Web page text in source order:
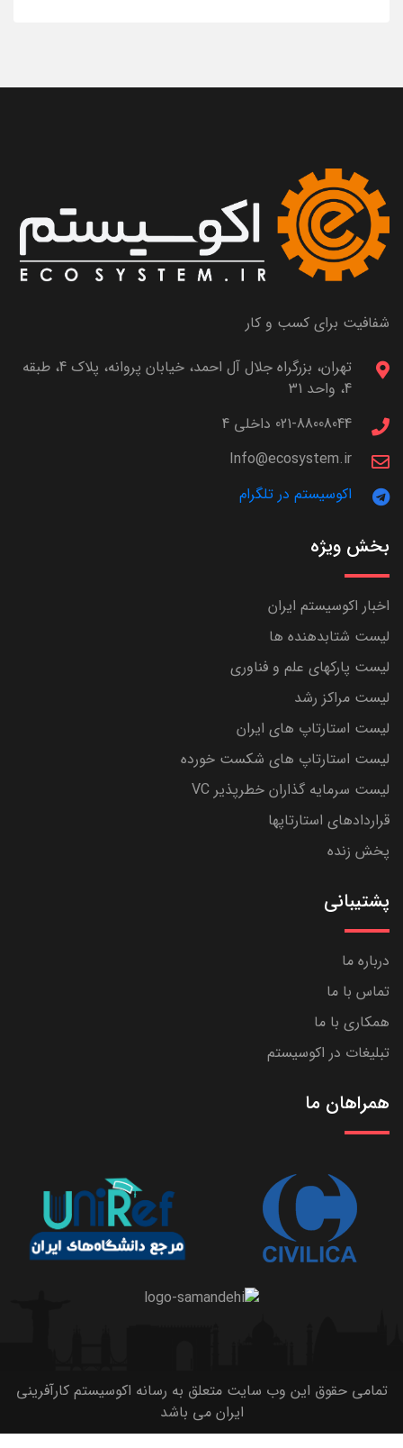
شفافیت برای کسب و کار
تهران، بزرگراه جلال آل احمد، خیابان پروانه، پلاک 4، طبقه
4، واحد 31
021-88008044 داخلی 4
Info@ecosystem.ir
اکوسیستم در تلگرام
بخش ویژه
اخبار اکوسیستم ایران
لیست شتابدهنده ها
لیست پارکهای علم و فناوری
لیست مراکز رشد
لیست استارتاپ های ایران
لیست استارتاپ های شکست خورده
لیست سرمایه گذاران خطرپذیر VC
قراردادهای استارتاپها
پخش زنده
پشتیبانی
درباره ما
تماس با ما
همکاری با ما
تبلیغات در اکوسیستم
همراهان ما
تمامی حقوق این وب سایت متعلق به رسانه اکوسیستم کارآفرینی
ایران می باشد